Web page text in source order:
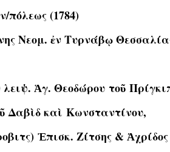
πόλεως (1784)
Νεομ. ἐν Τυρνάβῳ
Ἁγ. Θεοδώρου τοῦ
Δαβὶδ καὶ Κωνσταντίνου,
Ἐπισκ. Ζίτσης & Ἀχρίδος